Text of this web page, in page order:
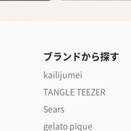
ブランドから探す
kailijumei
TANGLE TEEZER
Sears
gelato pique